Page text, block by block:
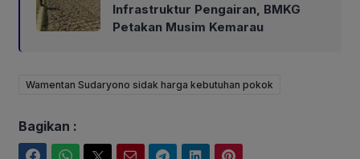
Infrastruktur Pengairan, BMKG
Petakan Musim Kemarau
Wamentan Sudaryono sidak harga kebutuhan pokok
Bagikan :